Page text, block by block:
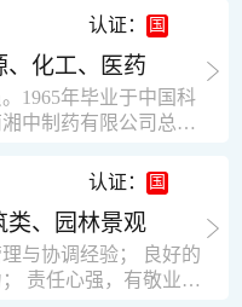
能力。我的格言：也
我会做得更好。知识
思维开阔敏捷，极富
程师等职。 管理过许
民用建筑。1984年至
鲁木齐铁路局劳动服
技术员。参于管理的
游艺楼，4000平方，
楼，8000平方，框架
年爱聘于郑州市荥阳
州市天然气公司基地
该项目有15层办公楼及
框架结构。住宅楼4
混结构。1989年至19
念和管理手段，能独
问题；具有较强的沟
理能力； ? 近十多年
验，现任职江苏雨润
副总经理兼工程总工
做好企业内部管理和
大型工程及房地产公
关的能力和商务谈判
有良好职业道德、有
，能承受巨大工作压
……
认证：
、化工、医药
1965年毕业于中国科
中制药有限公司总工
师，执业药师，中国
受国务院津贴专家。
制备工艺国家发明专
认证：
类、园林景观
与协调经验； 良好的
责任心强，有敬业创